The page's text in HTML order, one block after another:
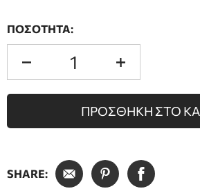
ΠΟΣΟΤΗΤΑ:
ΠΡΟΣΘΗΚΗ ΣΤΟ
SHARE: